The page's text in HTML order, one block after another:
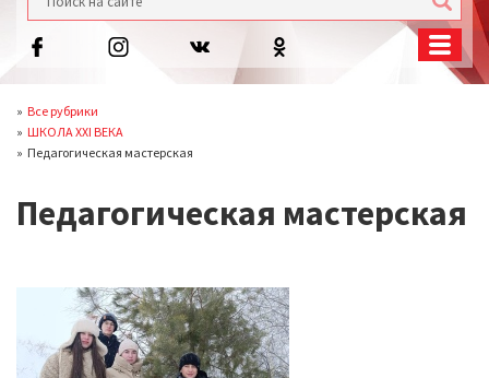
Все рубрики
ШКОЛА XXI ВЕКА
Педагогическая мастерская
Педагогическая мастерская